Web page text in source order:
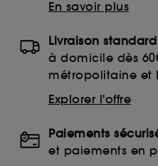
En savoir plus
Livraison
à domicile dès
métropolitaine et
Explorer l'offre
Paiements
et paiements en